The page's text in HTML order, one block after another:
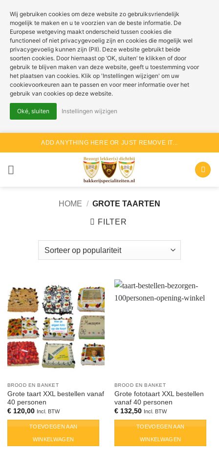
naar
ADD ANYTHING HERE OR JUST REMOVE IT...
HOME / GROTE TAARTEN
FILTER
BROOD EN BANKET
Grote taart XXL bestellen vanaf
40 personen
€120,00 Incl. BTW
TOEVOEGEN AAN
WINKELWAGEN
BROOD EN BANKET
Grote fototaart XXL bestellen
vanaf 40 personen
€132,50 Incl. BTW
TOEVOEGEN AAN
WINKELWAGEN
Wij gebruiken cookies om deze website zo gebruiksvriendelijk
mogelijk te maken en u te voorzien van de beste informatie. De
Europese wetgeving maakt onderscheid tussen cookies die
functioneel of niet privacygevoelig zijn en cookies die mogelijk wel
privacygevoelig kunnen zijn (PII). Deze website gebruikt beide
soorten cookies. Door hiernaast op ‘OK, sluiten’ te klikken of door
gebruik te blijven maken van deze website, geeft u toestemming voor
het plaatsen van cookies. Klik op 'Instellingen wijzigen' om uw
cookievoorkeuren aan te passen en voor meer informatie over het
gebruik van cookies op deze website.
Oké, sluiten Instellingen wijzigen